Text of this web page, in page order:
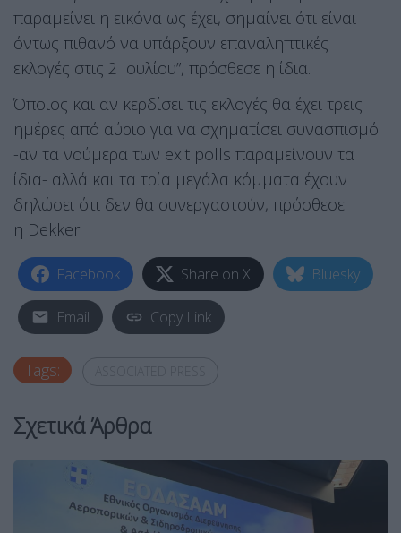
παραμείνει η εικόνα ως έχει, σημαίνει ότι είναι
όντως πιθανό να υπάρξουν επαναληπτικές
εκλογές στις 2 Ιουλίου”, πρόσθεσε η ίδια.
Όποιος και αν κερδίσει τις εκλογές θα έχει τρεις
ημέρες από αύριο για να σχηματίσει συνασπισμό
-αν τα νούμερα των exit polls παραμείνουν τα
ίδια- αλλά και τα τρία μεγάλα κόμματα έχουν
δηλώσει ότι δεν θα συνεργαστούν, πρόσθεσε
η Dekker.
Facebook Share on X Bluesky
Email Copy Link
Tags:
Σχετικά Άρθρα